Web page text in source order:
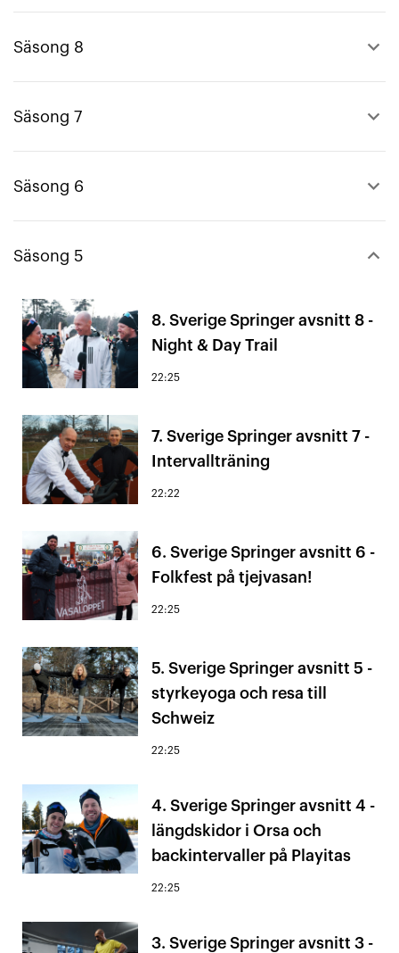
Säsong 8 keyboard_arrow_up
Säsong 7 keyboard_arrow_up
Säsong 6 keyboard_arrow_up
Säsong 5 keyboard_arrow_down
8. Sverige Springer avsnitt 8 -
Night & Day Trail
22:25
7. Sverige Springer avsnitt 7 -
Intervallträning
22:22
6. Sverige Springer avsnitt 6 -
Folkfest på tjejvasan!
22:25
5. Sverige Springer avsnitt 5 -
styrkeyoga och resa till
Schweiz
22:25
4. Sverige Springer avsnitt 4 -
längdskidor i Orsa och
backintervaller på Playitas
22:25
3. Sverige Springer avsnitt 3 -